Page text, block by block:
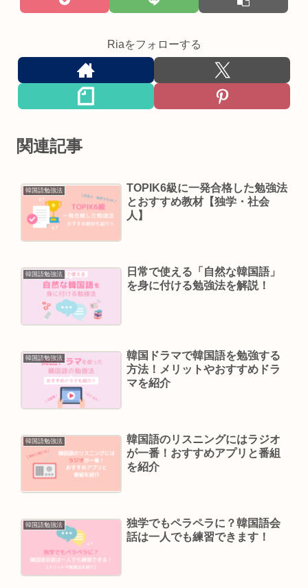
Riaをフォローする
関連記事
韓国語勉強法
TOPIK6級に一発合格した勉強法
とおすすめ教材【独学・社会
人】
韓国語勉強法
日常で使える「自然な韓国語」
を身に付ける勉強法を解説！
韓国語勉強法
韓国ドラマで韓国語を勉強する
方法！メリットやおすすめドラ
マを紹介
韓国語勉強法
韓国語のリスニングにはラジオ
が一番！おすすめアプリと番組
を紹介
韓国語勉強法
独学でもペラペラに？韓国語会
話は一人でも練習できます！